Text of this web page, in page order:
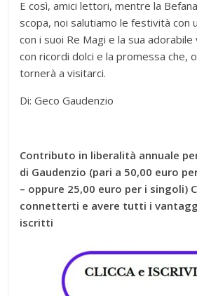
E così, amici lettori, mentre la
scopa, noi salutiamo le festività con
con i suoi Re Magi e la sua adorabile
con ricordi dolci e la promessa che,
tornerà a visitarci.
Di: Geco Gaudenzio
Contributo in liberalità annuale
di Gaudenzio (pari a 50,00 euro
– oppure 25,00 euro per i singoli)
connetterti e avere tutti i
iscritti